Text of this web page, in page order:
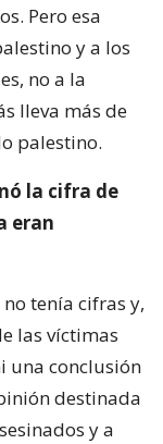
Pero esa
y a los
no a la
lleva más de
palestino.
la cifra de
eran
tenía cifras y,
las víctimas
una conclusión
destinada
y a